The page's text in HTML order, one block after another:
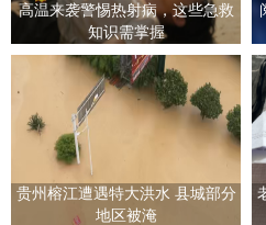
高温来袭警惕热射病，这些急救
知识需掌握
贵州榕江遭遇特大洪水 县城部分
地区被淹